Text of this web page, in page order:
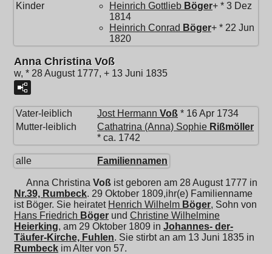
Kinder
Heinrich Gottlieb Böger+ * 3 Dez
1814
Heinrich Conrad Böger+ * 22 Jun
1820
Anna Christina Voß
w, * 28 August 1777, + 13 Juni 1835
Vater-leiblich Jost Hermann Voß * 16 Apr 1734
Mutter-leiblich
Cathatrina (Anna) Sophie Rißmöller
* ca. 1742
alle Familiennamen
Anna Christina Voß ist geboren am 28 August 1777 in
Nr.39, Rumbeck. 29 Oktober 1809,ihr(e) Familienname
ist Böger. Sie heiratet Henrich Wilhelm Böger, Sohn von
Hans Friedrich Böger und Christine Wilhelmine
Heierking, am 29 Oktober 1809 in Johannes- der-
Täufer-Kirche, Fuhlen. Sie stirbt an am 13 Juni 1835 in
Rumbeck im Alter von 57.